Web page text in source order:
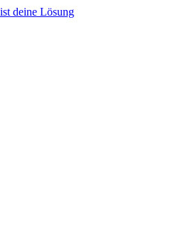
deine Lösung